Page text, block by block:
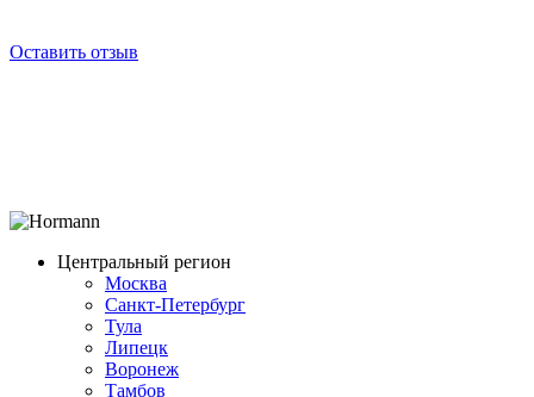
Оставить отзыв
Центральный регион
Москва
Санкт-Петербург
Тула
Липецк
Воронеж
Тамбов